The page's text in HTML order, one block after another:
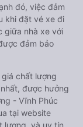
đó, việc đảm
khi đặt vé xe đi
giữa nhà xe với
đảm bảo
chất lượng
được hưởng
- Vĩnh Phúc
tại website
lượng, và uy tín